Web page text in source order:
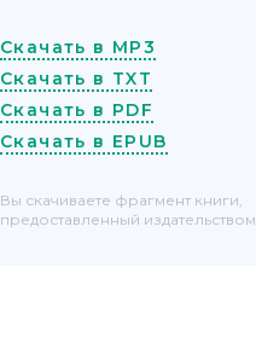
Скачать в MP3
Скачать в TXT
Скачать в PDF
Скачать в EPUB
Вы скачиваете фрагмент книги,
предоставленный издательством